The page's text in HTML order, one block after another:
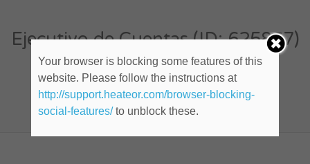
Ejecutivo de Cuentas (ID: 625867)
Cualquier lugar
Publicado hace 10 años
Your browser is blocking some features of this
website. Please follow the instructions at
http://support.heateor.com/browser-blocking-
social-features/to unblock these.